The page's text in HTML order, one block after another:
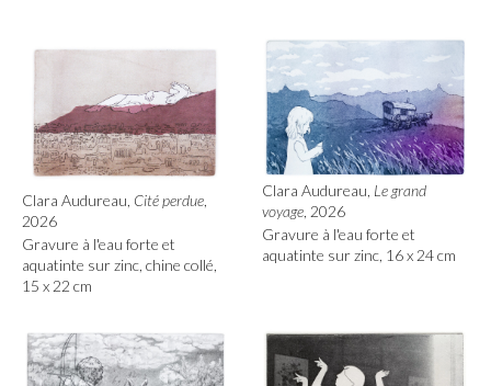
Clara Audureau, Cité perdue
2026
Gravure à l'eau forte et
aquatinte sur zinc, chine collé,
15 x 22 cm
Clara Audureau, Le grand
voyage , 2026
Gravure à l'eau forte et
aquatinte sur zinc, 16 x 24 cm